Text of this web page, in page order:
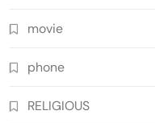
movie
phone
RELIGIOUS